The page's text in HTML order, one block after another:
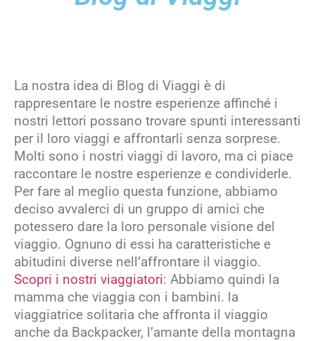
La nostra idea di Blog di Viaggi è di
rappresentare le nostre esperienze affinché i
nostri lettori possano trovare spunti interessanti
per il loro viaggi e affrontarli senza sorprese.
Molti sono i nostri viaggi di lavoro, ma ci piace
raccontare le nostre esperienze e condividerle.
Per fare al meglio questa funzione, abbiamo
deciso avvalerci di un gruppo di amici che
potessero dare la loro personale visione del
viaggio. Ognuno di essi ha caratteristiche e
abitudini diverse nell’affrontare il viaggio.
Scopri i nostri viaggiatori: Abbiamo quindi la
mamma che viaggia con i bambini. la
viaggiatrice solitaria che affronta il viaggio
anche da Backpacker, l’amante della montagna